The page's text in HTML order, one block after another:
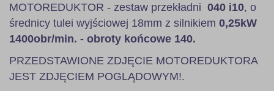
MOTOREDUKTOR - zestaw przekładni 040 i10, o
średnicy tulei wyjściowej 18mm z silnikiem 0,25kW
1400obr/min. - obroty końcowe 140.
PRZEDSTAWIONE ZDJĘCIE MOTOREDUKTORA
JEST ZDJĘCIEM POGLĄDOWYM!.